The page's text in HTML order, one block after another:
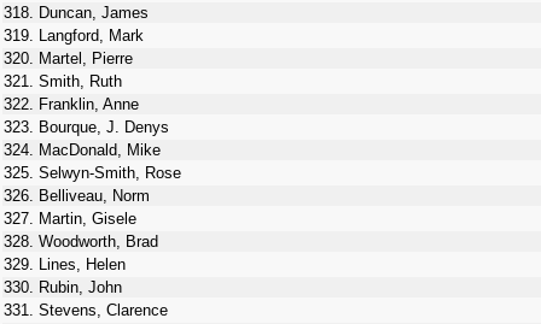
318. Duncan, James
319. Langford, Mark
320. Martel, Pierre
321. Smith, Ruth
322. Franklin, Anne
323. Bourque, J. Denys
324. MacDonald, Mike
325. Selwyn-Smith, Rose
326. Belliveau, Norm
327. Martin, Gisele
328. Woodworth, Brad
329. Lines, Helen
330. Rubin, John
331. Stevens, Clarence